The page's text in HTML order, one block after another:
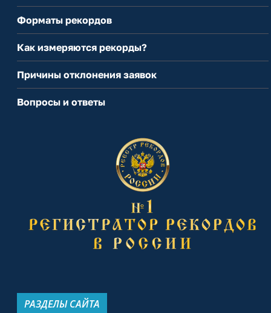
Форматы рекордов
Как измеряются рекорды?
Причины отклонения заявок
Вопросы и ответы
РАЗДЕЛЫ САЙТА